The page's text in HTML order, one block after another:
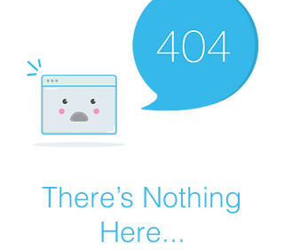
There’s Nothing
Here...